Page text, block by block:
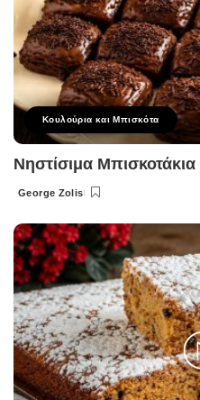
Κουλούρια και Μπισκότα
Νηστίσιμα
Posted
George Zolis